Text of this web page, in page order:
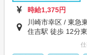
時給1,375円
川崎市幸区 / 東急
住吉駅 徒歩 12分